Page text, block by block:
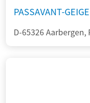
PASSAVANT-
D-65326 Aarbergen,